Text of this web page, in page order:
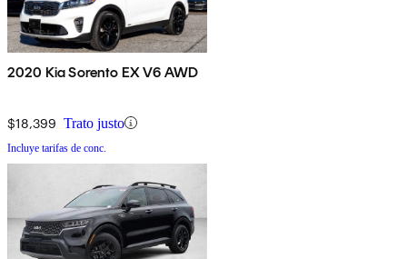
2020 Kia Sorento EX V6 AWD
$18,399 Trato justo
Incluye tarifas de conc.